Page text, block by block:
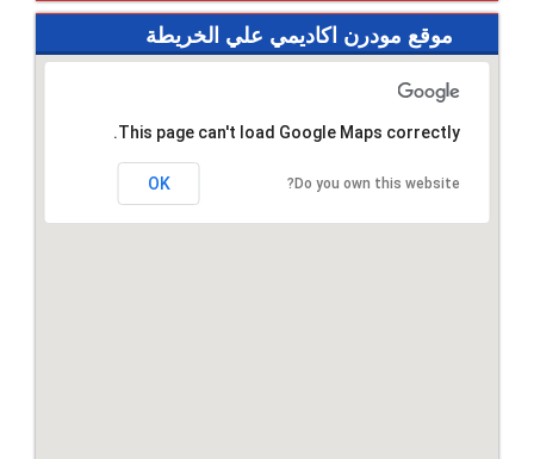
موقع مودرن اكاديمي علي الخريطة
This page can't load Google Maps correctly.
Do you own this website?
OK